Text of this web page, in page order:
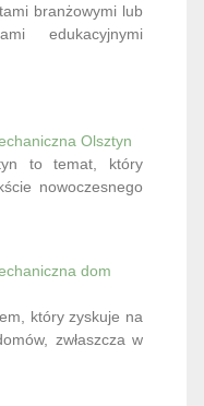
branżowymi lub
edukacyjnymi
Olsztyn
to temat, który
nowoczesnego
dom
który zyskuje na
zwłaszcza w